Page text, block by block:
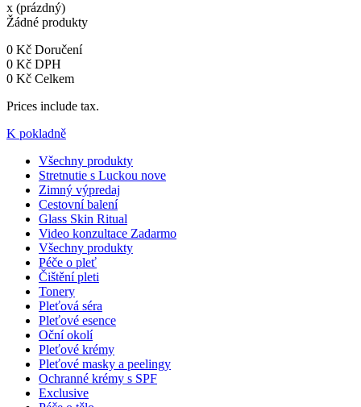
x (prázdný)
Žádné produkty
0 Kč Doručení
0 Kč DPH
0 Kč Celkem
Prices include tax.
K pokladně
Všechny produkty
Stretnutie s Luckou nove
Zimný výpredaj
Cestovní balení
Glass Skin Ritual
Video konzultace Zadarmo
Všechny produkty
Péče o pleť
Čištění pleti
Tonery
Pleťová séra
Pleťové esence
Oční okolí
Pleťové krémy
Pleťové masky a peelingy
Ochranné krémy s SPF
Exclusive